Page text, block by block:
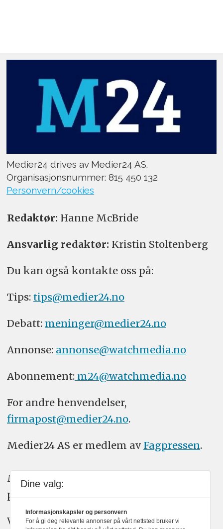
Medier24 drives av Medier24 AS.
Organisasjonsnummer: 815 450 132
Personvern/cookies
Redaktør: Hanne McBride
Ansvarlig redaktør: Kristin Stoltenberg
Du kan også kontakte oss på:
Tips: tips@medier24.no
Debatt: meninger@medier24.no
Annonse: annonse@watchmedia.no
Abonnement:m24@watchmedia.no
For andre henvendelser,
firmapost@medier24.no.
Medier24 AS er medlem av Fagpressen.
Medier24 arbeider etter Vær Varsom-
plakatens regler for god presseskikk.
Vi bruker KI-verktøy som ChatGPT,
Dine valg:
Informasjonskapsler og personvern
For å gi deg relevante annonser på vårt nettsted bruker vi